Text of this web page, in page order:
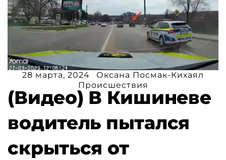
28 марта, 2024
Оксана Посмак-Кихаял
Происшествия
(Видео) В Кишиневе
водитель пытался
скрыться от